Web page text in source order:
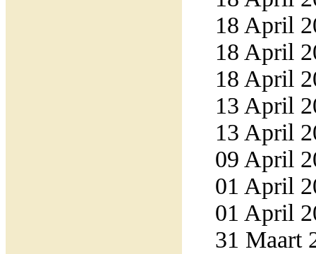
18 April
18 April
18 April
13 April
13 April
09 April
01 April
01 April
31 Maart